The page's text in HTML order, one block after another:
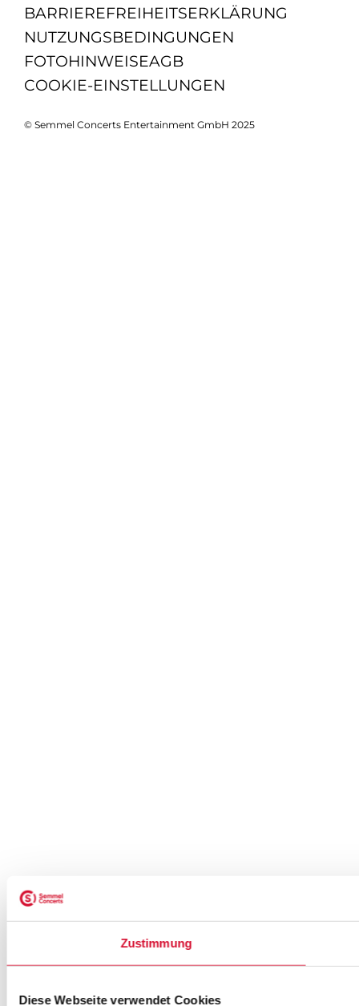
Zustimmung
Diese Webseite verwendet Cookies
BARRIEREFREIHEITSERKLÄRUNG
NUTZUNGSBEDINGUNGEN
FOTOHINWEISEAGB
COOKIE-EINSTELLUNGEN
© Semmel Concerts Entertainment GmbH 2025